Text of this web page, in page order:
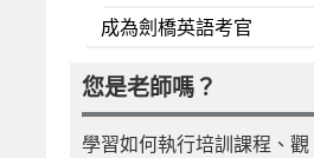
成為劍橋英語考官
您是老師嗎？
學習如何執行培訓課程、觀